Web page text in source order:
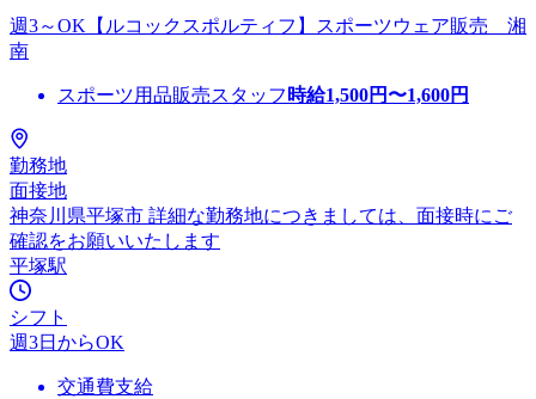
週3～OK【ルコックスポルティフ】スポーツウェア販売 湘
南
スポーツ用品販売スタッフ 時給1,500円〜1,600円
勤務地
面接地
神奈川県平塚市 詳細な勤務地につきましては、面接時にご
確認をお願いいたします
平塚駅
シフト
週3日からOK
交通費支給